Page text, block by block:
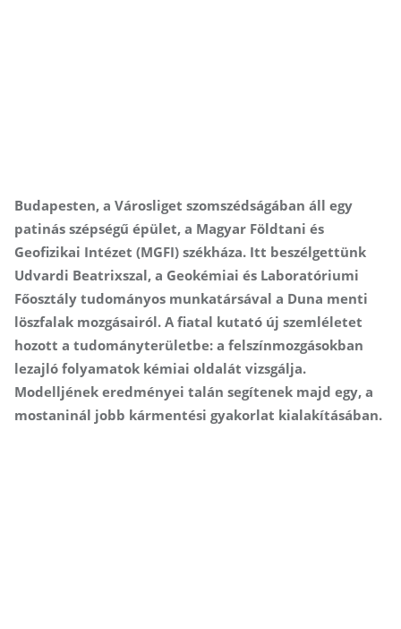
Budapesten, a Városliget szomszédságában áll egy
patinás szépségű épület, a Magyar Földtani és
Geofizikai Intézet (MGFI) székháza. Itt beszélgettünk
Udvardi Beatrixszal, a Geokémiai és Laboratóriumi
Főosztály tudományos munkatársával a Duna menti
löszfalak mozgásairól. A fiatal kutató új szemléletet
hozott a tudományterületbe: a felszínmozgásokban
lezajló folyamatok kémiai oldalát vizsgálja.
Modelljének eredményei talán segítenek majd egy, a
mostaninál jobb kármentési gyakorlat kialakításában.